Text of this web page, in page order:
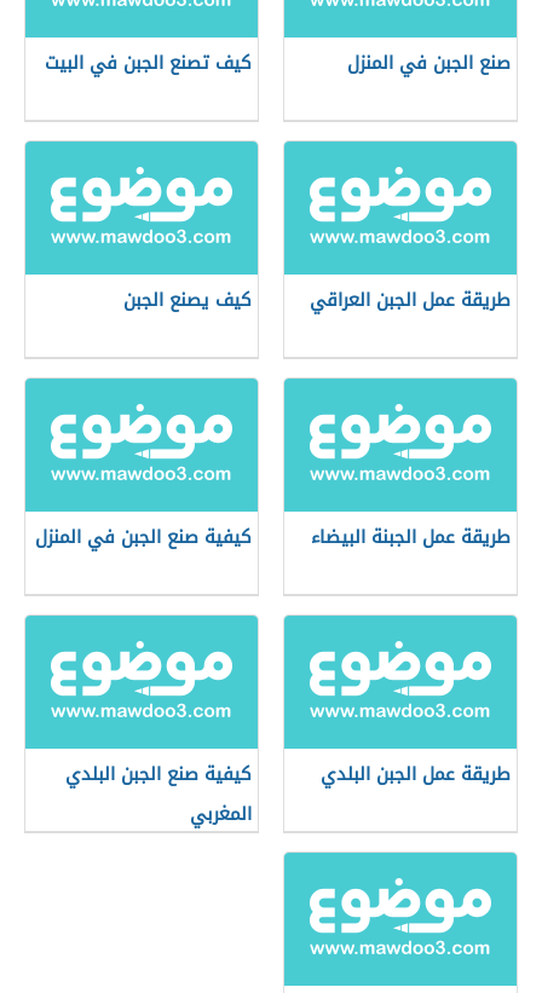
صنع الجبن في المنزل كيف تصنع الجبن في البيت
طريقة عمل الجبن العراقي كيف يصنع الجبن
طريقة عمل الجبنة البيضاء كيفية صنع الجبن في المنزل
طريقة عمل الجبن البلدي
كيفية صنع الجبن البلدي
المغربي